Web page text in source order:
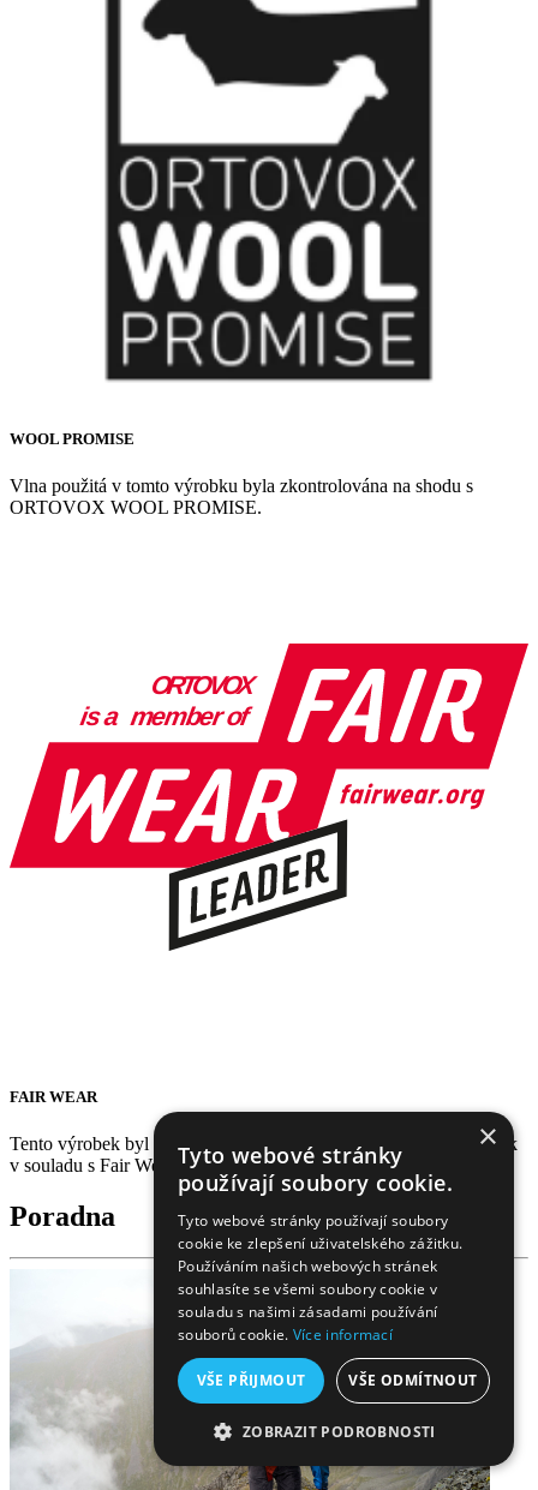
WOOL PROMISE
Vlna použitá v tomto výrobku byla zkontrolována na shodu s
ORTOVOX WOOL PROMISE.
FAIR WEAR
Tento výrobek byl vyroben za spravedlivých pracovních podmínek
v souladu s Fair Wear Foundation.
Poradna
×
Tyto webové stránky
používají soubory cookie.
Tyto webové stránky používají soubory
cookie ke zlepšení uživatelského zážitku.
Používáním našich webových stránek
souhlasíte se všemi soubory cookie v
souladu s našimi zásadami používání
souborů cookie. Více informací
VŠE PŘIJMOUT VŠE ODMÍTNOUT
ZOBRAZIT PODROBNOSTI
NEZBYTNĚ NUTNÉ SOUBORY